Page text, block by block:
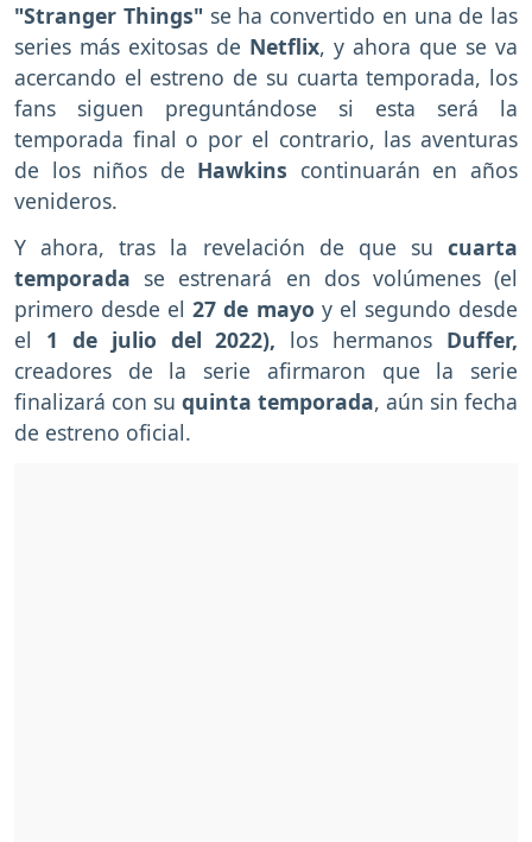
"Stranger Things" se ha convertido en una de las
series más exitosas de Netflix, y ahora que se va
acercando el estreno de su cuarta temporada, los
fans siguen preguntándose si esta será la
temporada final o por el contrario, las aventuras
de los niños de Hawkins continuarán en años
venideros.
Y ahora, tras la revelación de que su cuarta
temporada se estrenará en dos volúmenes (el
primero desde el27 de mayo y el segundo desde
el 1 de julio del 2022), los hermanos Duffer,
creadores de la serie afirmaron que la serie
finalizará con su quinta temporada, aún sin fecha
de estreno oficial.